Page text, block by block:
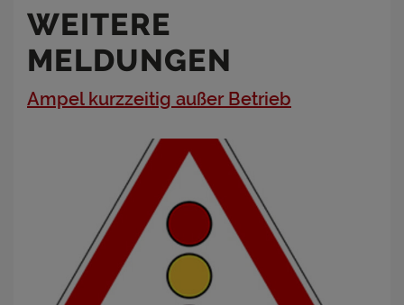
WEITERE
MELDUNGEN
Ampel kurzzeitig außer Betrieb